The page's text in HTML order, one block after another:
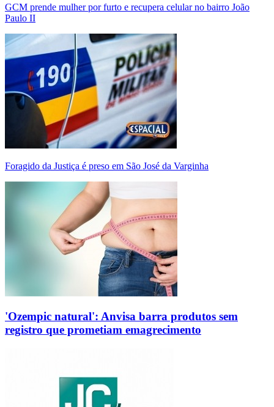
GCM prende mulher por furto e recupera celular no bairro João
Paulo II
Foragido da Justiça é preso em São José da Varginha
'Ozempic natural': Anvisa barra produtos sem
registro que prometiam emagrecimento